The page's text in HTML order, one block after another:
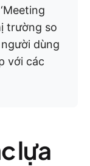
trường so
dùng
với các
lựa